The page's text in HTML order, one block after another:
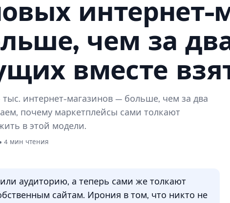
интернет-
чем за
вместе
интернет-магазинов — больше, чем за два
почему маркетплейсы сами толкают
в этой модели.
4 мин чтения
аудиторию, а теперь сами же толкают
сайтам. Ирония в том, что никто не